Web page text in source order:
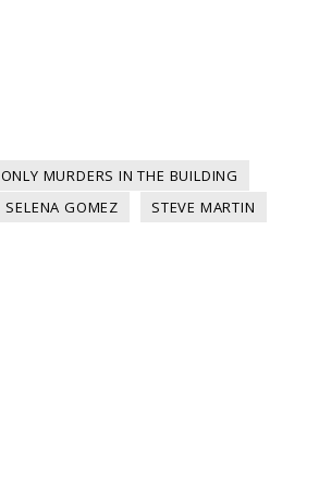
ONLY MURDERS IN THE BUILDING
SELENA GOMEZ
STEVE MARTIN